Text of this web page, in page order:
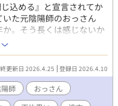
込める』と宣言されてか
た元陰陽師のおっさん
。そう長くは感じないか
っさんは知っており、受
時、おっさんを憎んでい
す。 「願え、仁円（じん
、叶えてやる」 しかもお
の嫁として認識されてい
てくる青年の姿の神様×
更新日 2026.4.25 登録日 2026.4.10
師
おっさん